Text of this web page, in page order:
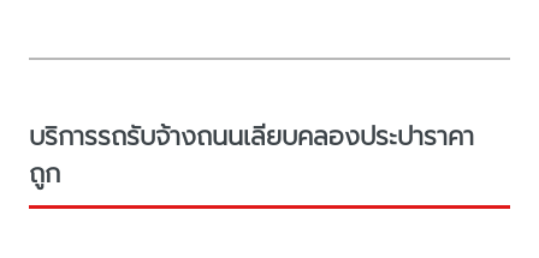
บริการรถรับจ้างถนนเลียบคลองประปาราคา
ถูก